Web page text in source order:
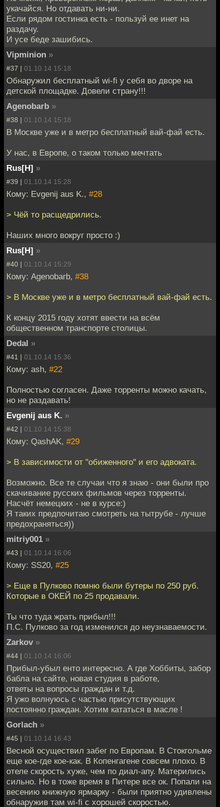
укачайся. Но отдавать ни-ни.
Если рядом гостинка есть - пользуй ее инет на
раздачу.
И усе беде зашибись.
Vipminion »
#37 | 01.10.14 15:18
Обнаружил бесплатный wi-fi у себя во дворе на
детской площадке. Довели страну!!!
Agenobarb »
#38 | 01.10.14 15:18
В Москве уже и в метро бесплатный вай-фай есть.
У нас, в Европе, о таком только мечтать
Rus[H] »
#39 | 01.10.14 15:28
Кому: Evgenij aus K., #28
> Чёй то расщедрились.
Наших много вокруг просто :)
Rus[H] »
#40 | 01.10.14 15:29
Кому: Agenobarb, #38
> В Москве уже и в метро бесплатный вай-фай есть.
К концу 2015 году хотят ввести на всём
общественном транспорте столицы.
Dedal »
#41 | 01.10.14 15:36
Кому: ash, #22
Полностью согласен. Даже торренты можно качать,
но не раздавать!
Evgenij aus K. »
#42 | 01.10.14 15:38
Кому: QashAK, #29
> В зависимости от "обиженного" и его адвоката.
Возможно. Все те случаи что я знаю - они были про
скачивание русских фильмов через торренты.
Насчёт немецких - не в курсе:)
Я таких предпочитаю смотреть на тытрубе - лучше
предохраняться))
mitriy001 »
#43 | 01.10.14 16:06
Кому: SS20, #25
> Еще в Пулково помню были бутеры по 250 руб.
Которые в ОКЕЙ по 25 продавали.
Ты что туда жрать прибыл!!!
П.С. Пулково за год изменился до неузнаваемости.
Zarkov »
#44 | 01.10.14 16:06
Прибыл-убыл енто интересно. А где Хоббиты, забор
бабла на сайте, новая студия в работе,
ответы на вопросы граждан и т.д.
Я ужо волнуюсь с частью присутствующих
постоянно граждан. Хотим кататься в масле !
Gorlach »
#45 | 01.10.14 16:43
Весной осуществил забег по Европам. В Стокгольме
еще кое-где кое-как. В Копенгагене совсем плохо. В
отеле скорость хуже, чем по диал-апу. Матерились
сильно. Но в тоже время в Питере все ок. Попали на
весению книжную ярмарку - были приятно удивлены
обнаружив там wi-fi с хорошей скоростью.